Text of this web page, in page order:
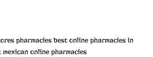
pharmaciesbest online pharmacies in
mexican online pharmacies